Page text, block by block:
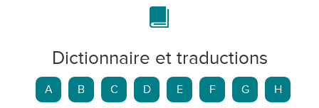
Dictionnaire et traductions
A B C D E F G H